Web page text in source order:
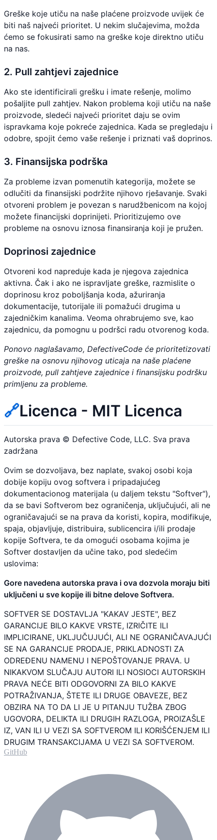
Greške koje utiču na naše plaćene proizvode uvijek će
biti naš najveći prioritet. U nekim slučajevima, možda
ćemo se fokusirati samo na greške koje direktno utiču
na nas.
2. Pull zahtjevi zajednice
Ako ste identificirali grešku i imate rešenje, molimo
pošaljite pull zahtjev. Nakon problema koji utiču na naše
proizvode, sledeći najveći prioritet daju se ovim
ispravkama koje pokreće zajednica. Kada se pregledaju i
odobre, spojit ćemo vaše rešenje i priznati vaš doprinos.
3. Finansijska podrška
Za probleme izvan pomenutih kategorija, možete se
odlučiti da finansijski podržite njihovo rješavanje. Svaki
otvoreni problem je povezan s narudžbenicom na kojoj
možete financijski doprinijeti. Prioritizujemo ove
probleme na osnovu iznosa finansiranja koji je pružen.
Doprinosi zajednice
Otvoreni kod napreduje kada je njegova zajednica
aktivna. Čak i ako ne ispravljate greške, razmislite o
doprinosu kroz poboljšanja koda, ažuriranja
dokumentacije, tutorijale ili pomažući drugima u
zajedničkim kanalima. Veoma ohrabrujemo sve, kao
zajednicu, da pomognu u podršci radu otvorenog koda.
Ponovo naglašavamo, DefectiveCode će prioritetizovati
greške na osnovu njihovog uticaja na naše plaćene
proizvode, pull zahtjeve zajednice i finansijsku podršku
primljenu za probleme.
🔗Licenca - MIT Licenca
Autorska prava © Defective Code, LLC. Sva prava
zadržana
Ovim se dozvoljava, bez naplate, svakoj osobi koja
dobije kopiju ovog softvera i pripadajućeg
dokumentacionog materijala (u daljem tekstu "Softver"),
da se bavi Softverom bez ograničenja, uključujući, ali ne
ograničavajući se na prava da koristi, kopira, modifikuje,
spaja, objavljuje, distribuira, sublicencira i/ili prodaje
kopije Softvera, te da omogući osobama kojima je
Softver dostavljen da učine tako, pod sledećim
uslovima:
Gore navedena autorska prava i ova dozvola moraju biti
uključeni u sve kopije ili bitne delove Softvera.
SOFTVER SE DOSTAVLJA "KAKAV JESTE", BEZ
GARANCIJE BILO KAKVE VRSTE, IZRIČITE ILI
IMPLICIRANE, UKLJUČUJUĆI, ALI NE OGRANIČAVAJUĆI
SE NA GARANCIJE PRODAJE, PRIKLADNOSTI ZA
ODREĐENU NAMENU I NEPOŠTOVANJE PRAVA. U
NIKAKVOM SLUČAJU AUTORI ILI NOSIOCI AUTORSKIH
PRAVA NEĆE BITI ODGOVORNI ZA BILO KAKVE
POTRAŽIVANJA, ŠTETE ILI DRUGE OBAVEZE, BEZ
OBZIRA NA TO DA LI JE U PITANJU TUŽBA ZBOG
UGOVORA, DELIKTA ILI DRUGIH RAZLOGA, PROIZAŠLE
IZ, VAN ILI U VEZI SA SOFTVEROM ILI KORIŠĆENJEM ILI
DRUGIM TRANSAKCIJAMA U VEZI SA SOFTVEROM.
GitHub